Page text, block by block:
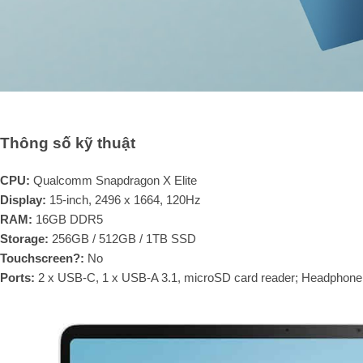
Thông số kỹ thuật
CPU: Qualcomm Snapdragon X Elite
Display: 15-inch, 2496 x 1664, 120Hz
RAM: 16GB DDR5
Storage: 256GB / 512GB / 1TB SSD
Touchscreen?: No
Ports: 2 x USB-C, 1 x USB-A 3.1, microSD card reader;